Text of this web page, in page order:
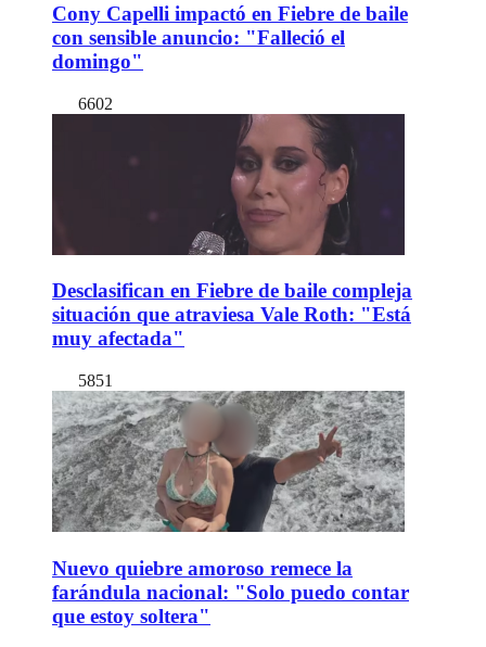
Cony Capelli impactó en Fiebre de baile
con sensible anuncio: "Falleció el
domingo"
6602
Desclasifican en Fiebre de baile compleja
situación que atraviesa Vale Roth: "Está
muy afectada"
5851
Nuevo quiebre amoroso remece la
farándula nacional: "Solo puedo contar
que estoy soltera"